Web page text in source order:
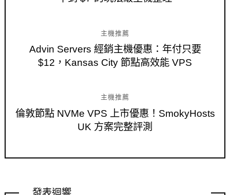
主機推薦
Advin Servers 經銷主機優惠：年付只要
$12，Kansas City 節點高效能 VPS
主機推薦
倫敦節點 NVMe VPS 上市優惠！SmokyHosts
UK 方案完整評測
發表迴響